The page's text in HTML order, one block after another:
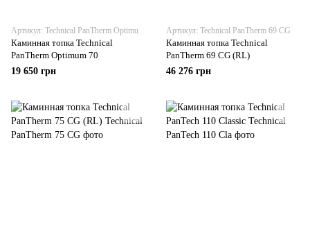
Артикул: Technical PanTherm Optimu
Каминная топка Technical
PanTherm Optimum 70
19 650 грн
Артикул: Technical PanTherm 69 CG
Каминная топка Technical
PanTherm 69 CG (RL)
46 276 грн